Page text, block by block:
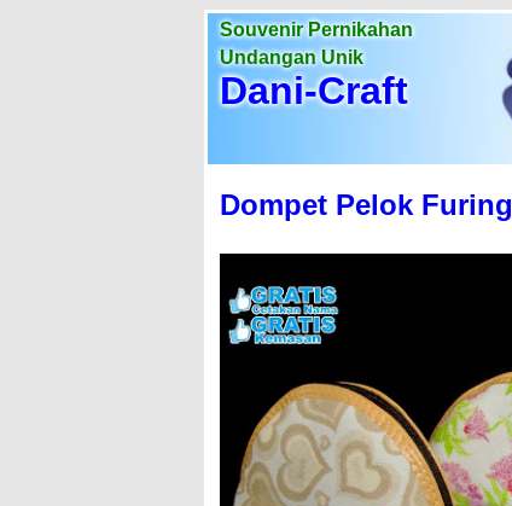
Souvenir Pernikahan
Undangan Unik
Dani-Craft
Dompet Pelok Furing